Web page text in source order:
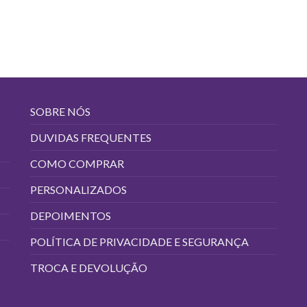
SOBRE NÓS
DUVIDAS FREQUENTES
COMO COMPRAR
PERSONALIZADOS
DEPOIMENTOS
POLÍTICA DE PRIVACIDADE E SEGURANÇA
TROCA E DEVOLUÇÃO